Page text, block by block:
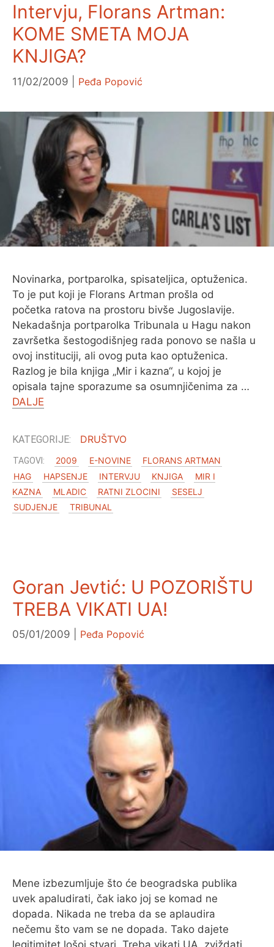
Intervju, Florans Artman:
KOME SMETA MOJA
KNJIGA?
11/02/2009 Peđa Popović
Novinarka, portparolka, spisateljica, optuženica.
To je put koji je Florans Artman prošla od
početka ratova na prostoru bivše Jugoslavije.
Nekadašnja portparolka Tribunala u Hagu nakon
završetka šestogodišnjeg rada ponovo se našla u
ovoj instituciji, ali ovog puta kao optuženica.
Razlog je bila knjiga „Mir i kazna“, u kojoj je
opisala tajne sporazume sa osumnjičenima za …
DALJE
DRUŠTVO
2009 E-NOVINE
FLORANS ARTMAN
HAG
HAPSENJE INTERVJU KNJIGA
MIR I
KAZNA
MLADIC RATNI ZLOCINI
SESELJ
SUDJENJE
TRIBUNAL
Goran Jevtić: U POZORIŠTU
TREBA VIKATI UA!
05/01/2009 Peđa Popović
Mene izbezumljuje što će beogradska publika
uvek apaludirati, čak iako joj se komad ne
dopada. Nikada ne treba da se aplaudira
nečemu što vam se ne dopada. Tako dajete
legitimitet lošoj stvari. Treba vikati UA, zviždati,